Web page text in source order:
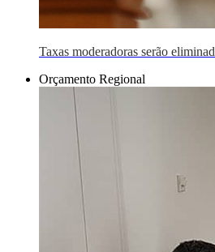
Taxas moderadoras serão
Orçamento Regional